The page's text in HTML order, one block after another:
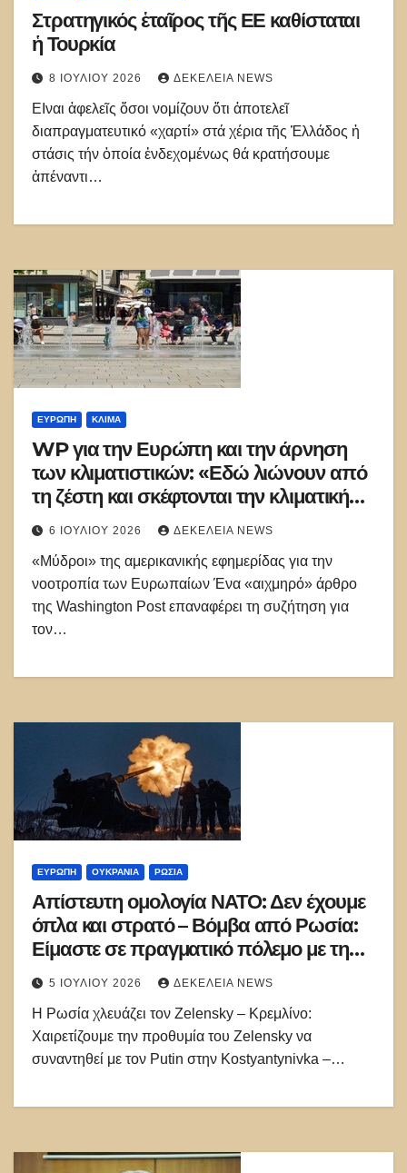
Στρατηγικός ἑταῖρος τῆς ΕΕ καθίσταται
ἡ Τουρκία
8 ΙΟΥΛΊΟΥ 2026 ΔΕΚΈΛΕΙΑ NEWS
ΕΙναι ἀφελεῖς ὅσοι νομίζουν ὅτι ἀποτελεῖ
διαπραγματευτικό «χαρτί» στά χέρια τῆς Ἑλλάδος ἡ
στάσις τήν ὁποία ἐνδεχομένως θά κρατήσουμε
ἀπέναντι…
ΕΥΡΏΠΗ ΚΛΊΜΑ
WP για την Ευρώπη και την άρνηση
των κλιματιστικών: «Εδώ λιώνουν από
τη ζέστη και σκέφτονται την κλιματική
αλλαγή»
6 ΙΟΥΛΊΟΥ 2026 ΔΕΚΈΛΕΙΑ NEWS
«Μύδροι» της αμερικανικής εφημερίδας για την
νοοτροπία των Ευρωπαίων Ένα «αιχμηρό» άρθρο
της Washington Post επαναφέρει τη συζήτηση για
τον…
ΕΥΡΏΠΗ ΟΥΚΡΑΝΊΑ ΡΩΣΊΑ
Απίστευτη ομολογία ΝΑΤΟ: Δεν έχουμε
όπλα και στρατό – Βόμβα από Ρωσία:
Είμαστε σε πραγματικό πόλεμο με τη
Δύση
5 ΙΟΥΛΊΟΥ 2026 ΔΕΚΈΛΕΙΑ NEWS
H Ρωσία χλευάζει τον Zelensky – Κρεμλίνο:
Χαιρετίζουμε την προθυμία του Zelensky να
συναντηθεί με τον Putin στην Kostyantynivka –…